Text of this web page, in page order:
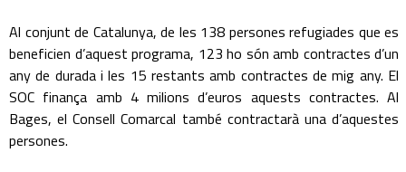
Al conjunt de Catalunya, de les 138 persones refugiades que es
beneficien d’aquest programa, 123 ho són amb contractes d’un
any de durada i les 15 restants amb contractes de mig any. El
SOC finança amb 4 milions d’euros aquests contractes. Al
Bages, el Consell Comarcal també contractarà una d’aquestes
persones.